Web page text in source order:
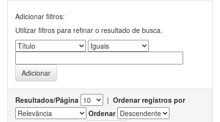
Adicionar filtros:
Utilizar filtros para refinar o resultado de busca.
Resultados/Página | Ordenar registros por
Ordenar